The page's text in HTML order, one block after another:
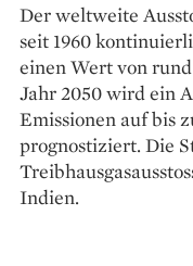
Der weltweite
seit 1960
einen Wert von
Jahr 2050 wird ein
Emissionen auf bis
prognostiziert. Die
Indien.